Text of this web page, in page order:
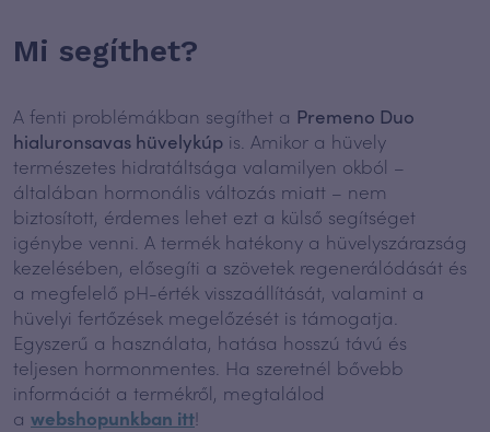
Mi segíthet?
A fenti problémákban segíthet a Premeno Duo
hialuronsavas hüvelykúp is. Amikor a hüvely
természetes hidratáltsága valamilyen okból –
általában hormonális változás miatt – nem
biztosított, érdemes lehet ezt a külső segítséget
igénybe venni. A termék hatékony a hüvelyszárazság
kezelésében, elősegíti a szövetek regenerálódását és
a megfelelő pH-érték visszaállítását, valamint a
hüvelyi fertőzések megelőzését is támogatja.
Egyszerű a használata, hatása hosszú távú és
teljesen hormonmentes. Ha szeretnél bővebb
információt a termékről, megtalálod
a webshopunkban itt!